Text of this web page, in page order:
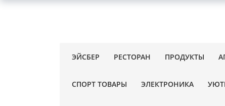
ЭЙСБЕР РЕСТОРАН ПРОДУКТЫ
СПОРТ ТОВАРЫ ЭЛЕКТРОНИКА